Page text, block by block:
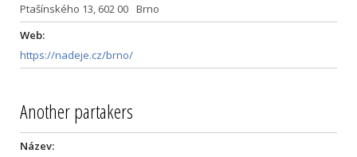
Ptašínského 13, 602 00 Brno
Web:
https://nadeje.cz/brno/
Another partakers
Název: